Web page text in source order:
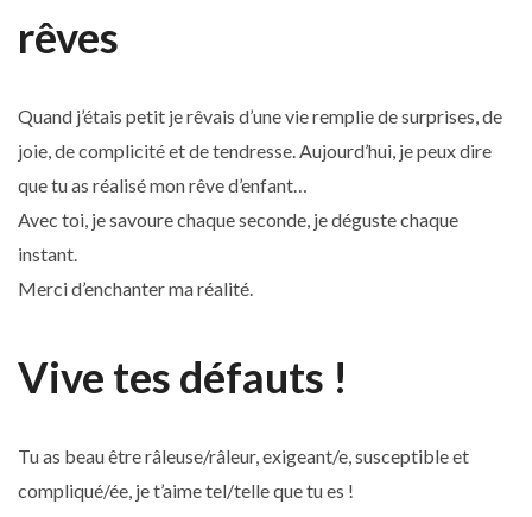
rêves
Quand j’étais petit je rêvais d’une vie remplie de surprises, de
joie, de complicité et de tendresse. Aujourd’hui, je peux dire
que tu as réalisé mon rêve d’enfant…
Avec toi, je savoure chaque seconde, je déguste chaque
instant.
Merci d’enchanter ma réalité.
Vive tes défauts !
Tu as beau être râleuse/râleur, exigeant/e, susceptible et
compliqué/ée, je t’aime tel/telle que tu es !